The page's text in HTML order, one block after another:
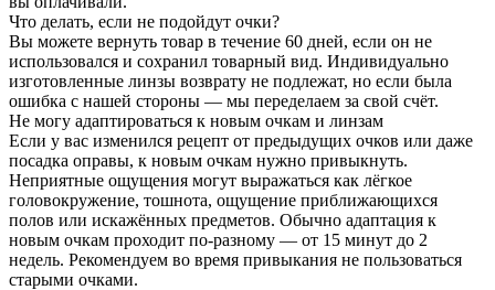
Что делать, если не подойдут очки?
Вы можете вернуть товар в течение 60 дней, если он не
использовался и сохранил товарный вид. Индивидуально
изготовленные линзы возврату не подлежат, но если была
ошибка с нашей стороны — мы переделаем за свой счёт.
Не могу адаптироваться к новым очкам и линзам
Если у вас изменился рецепт от предыдущих очков или даже
посадка оправы, к новым очкам нужно привыкнуть.
Неприятные ощущения могут выражаться как лёгкое
головокружение, тошнота, ощущение приближающихся
полов или искажённых предметов. Обычно адаптация к
новым очкам проходит по-разному — от 15 минут до 2
недель. Рекомендуем во время привыкания не пользоваться
старыми очками.